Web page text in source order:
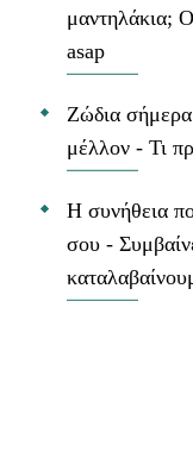
μαντηλάκια;
asap
Ζώδια σήμερα
μέλλον - Τι
Η συνήθεια
σου -